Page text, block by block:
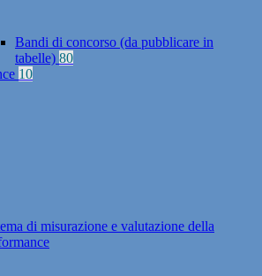
Bandi di concorso (da pubblicare in
tabelle) 80
10
di misurazione e valutazione della